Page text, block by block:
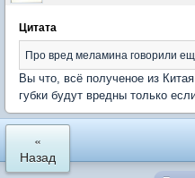
Цитата
Про вред меламина говорили
Вы что, всё полученое из
губки будут вредны только
«
Назад